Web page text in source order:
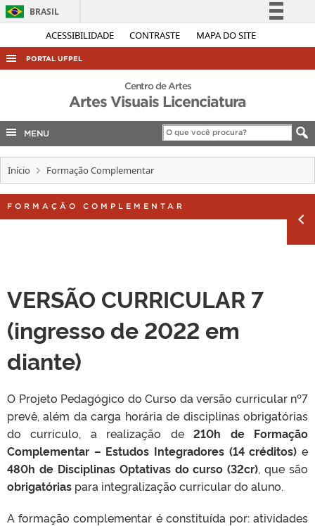
ACESSIBILIDADE CONTRASTE MAPA DO SITE
BRASIL
Simplifique!
Acesso à informação
Legislação
Canais
PORTAL UFPEL
COBALTO
INTERNACIONAL
Centro de Artes
Artes Visuais Licenciatura
MENU
Início Formação Complementar
FORMAÇÃO COMPLEMENTAR
VERSÃO CURRICULAR 7
(ingresso de 2022 em
diante)
O Projeto Pedagógico do Curso da versão curricular nº7
prevê, além da carga horária de disciplinas obrigatórias
do currículo, a realização de210h de Formação
Complementar – Estudos Integradores (14 créditos) e
480h de Disciplinas Optativas do curso (32cr), que são
obrigatórias para integralização curricular do aluno.
A formação complementar é constituída por: atividades